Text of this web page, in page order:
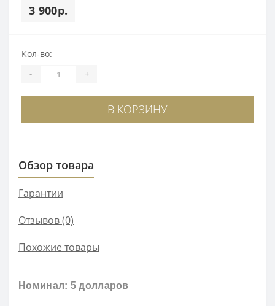
3 900р.
Кол-во:
- +
В КОРЗИНУ
Обзор товара
Гарантии
Отзывов (0)
Похожие товары
Номинал: 5 долларов